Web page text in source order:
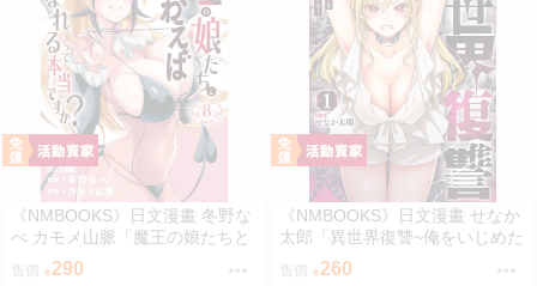
《NMBOOKS》日文漫畫 冬野な
べ カモメ山脈「魔王の娘たちと
まぐわえば強くなれるって本当
ですか？ (8)」
290
《NMBOOKS》日文漫畫 せなか
太郎「異世界復讐~俺をいじめた
奴らを最強スキルで支配する~
(1)」
260